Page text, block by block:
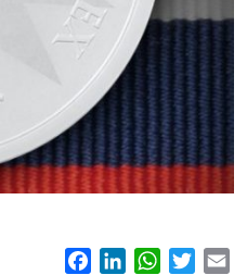
FacebookLinkedInWhatsApp
Twitter